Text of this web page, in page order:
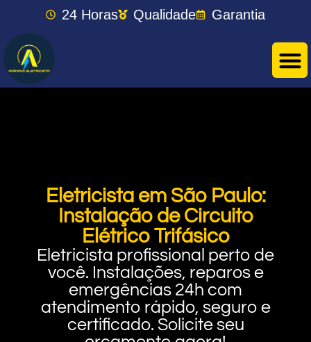
24 Horas Qualidade Garantia
Eletricista em São Paulo:
Instalação de Circuito
Elétrico Trifásico
Eletricista profissional perto de
você. Instalações, reparos e
emergências 24h com
atendimento rápido, seguro e
certificado. Solicite seu